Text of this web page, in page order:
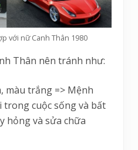
với nữ Canh Thân 1980
Thân nên tránh như:
màu trắng => Mệnh
trong cuộc sống và bất
hỏng và sửa chữa